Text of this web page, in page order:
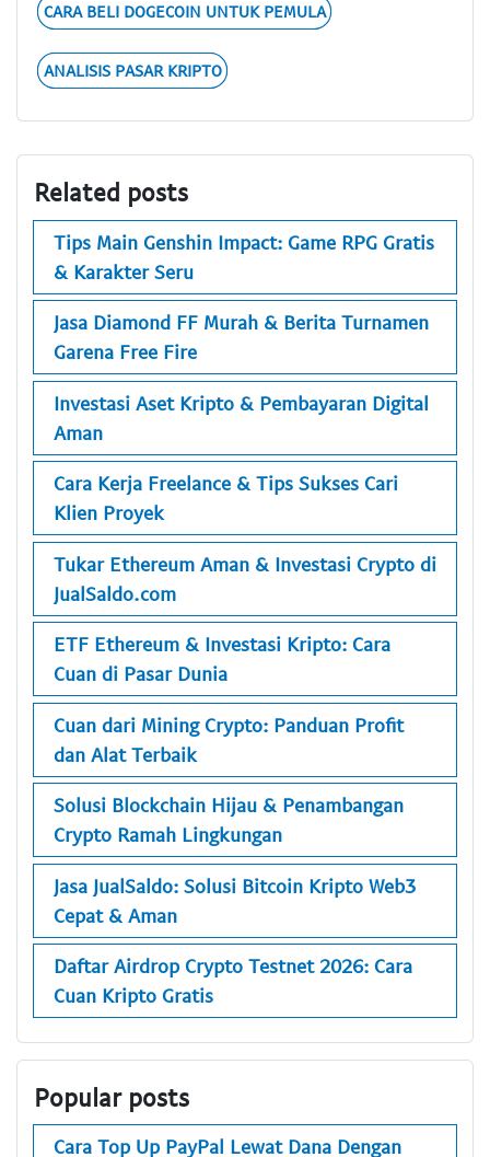
CARA BELI DOGECOIN UNTUK PEMULA
ANALISIS PASAR KRIPTO
Related posts
Tips Main Genshin Impact: Game RPG Gratis
& Karakter Seru
Jasa Diamond FF Murah & Berita Turnamen
Garena Free Fire
Investasi Aset Kripto & Pembayaran Digital
Aman
Cara Kerja Freelance & Tips Sukses Cari
Klien Proyek
Tukar Ethereum Aman & Investasi Crypto di
JualSaldo.com
ETF Ethereum & Investasi Kripto: Cara
Cuan di Pasar Dunia
Cuan dari Mining Crypto: Panduan Profit
dan Alat Terbaik
Solusi Blockchain Hijau & Penambangan
Crypto Ramah Lingkungan
Jasa JualSaldo: Solusi Bitcoin Kripto Web3
Cepat & Aman
Daftar Airdrop Crypto Testnet 2026: Cara
Cuan Kripto Gratis
Popular posts
Cara Top Up PayPal Lewat Dana Dengan